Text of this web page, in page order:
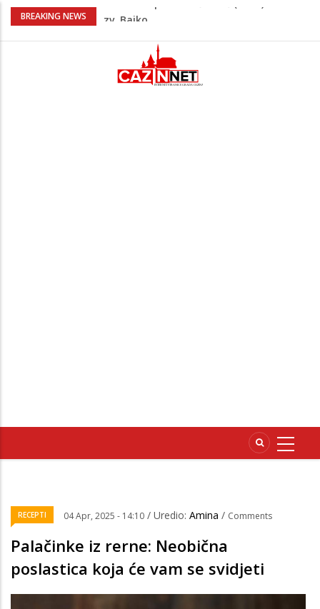
BREAKING NEWS
Nakon velikih vrućina u BiH stiže kiša
zapošljavanje i očuvanje radnih mjesta
Dok Evropa ostavlja cigarete, Hrvati
puše sve više: Treći su u cijeloj EU
RECEPTI 04 Apr, 2025 - 14:10 / Uredio: Amina / Comments
Palačinke iz rerne: Neobična
poslastica koja će vam se svidjeti